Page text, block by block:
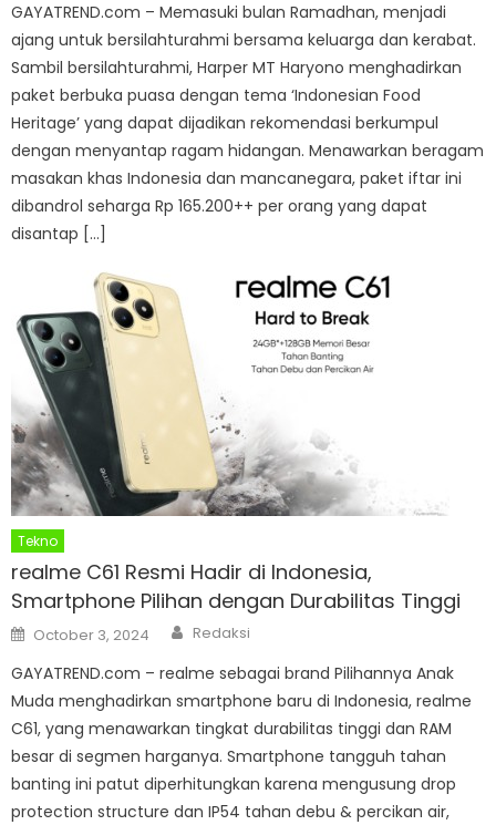
GAYATREND.com – Memasuki bulan Ramadhan, menjadi
ajang untuk bersilahturahmi bersama keluarga dan kerabat.
Sambil bersilahturahmi, Harper MT Haryono menghadirkan
paket berbuka puasa dengan tema ‘Indonesian Food
Heritage’ yang dapat dijadikan rekomendasi berkumpul
dengan menyantap ragam hidangan. Menawarkan beragam
masakan khas Indonesia dan mancanegara, paket iftar ini
dibandrol seharga Rp 165.200++ per orang yang dapat
disantap […]
Tekno
realme C61 Resmi Hadir di Indonesia,
Smartphone Pilihan dengan Durabilitas Tinggi
Posted
on
October 3, 2024 Author
Redaksi
GAYATREND.com – realme sebagai brand Pilihannya Anak
Muda menghadirkan smartphone baru di Indonesia, realme
C61, yang menawarkan tingkat durabilitas tinggi dan RAM
besar di segmen harganya. Smartphone tangguh tahan
banting ini patut diperhitungkan karena mengusung drop
protection structure dan IP54 tahan debu & percikan air,